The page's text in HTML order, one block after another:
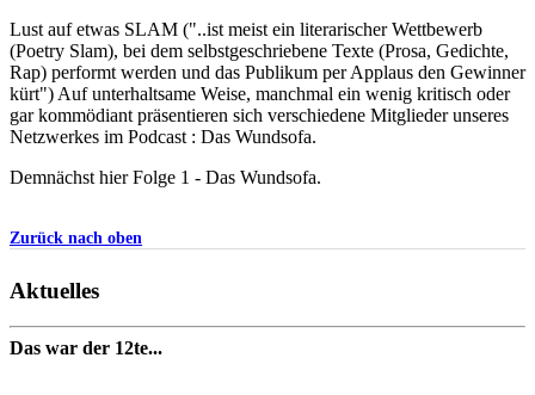
Lust auf etwas SLAM ("..ist meist ein literarischer Wettbewerb
(Poetry Slam), bei dem selbstgeschriebene Texte (Prosa, Gedichte,
Rap) performt werden und das Publikum per Applaus den Gewinner
kürt") Auf unterhaltsame Weise, manchmal ein wenig kritisch oder
gar kommödiant präsentieren sich verschiedene Mitglieder unseres
Netzwerkes im Podcast : Das Wundsofa.
Demnächst hier Folge 1 - Das Wundsofa.
Zurück nach oben
Aktuelles
Das war der 12te...